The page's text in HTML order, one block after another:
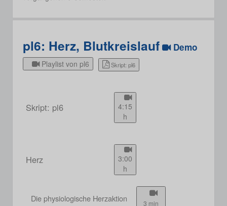
pl6: Herz, Blutkreislauf Demo
Playlist von pl6 Skript: pl6
Skript: pl6
4:15
h
Herz
3:00
h
Die physiologische Herzaktion 3 min